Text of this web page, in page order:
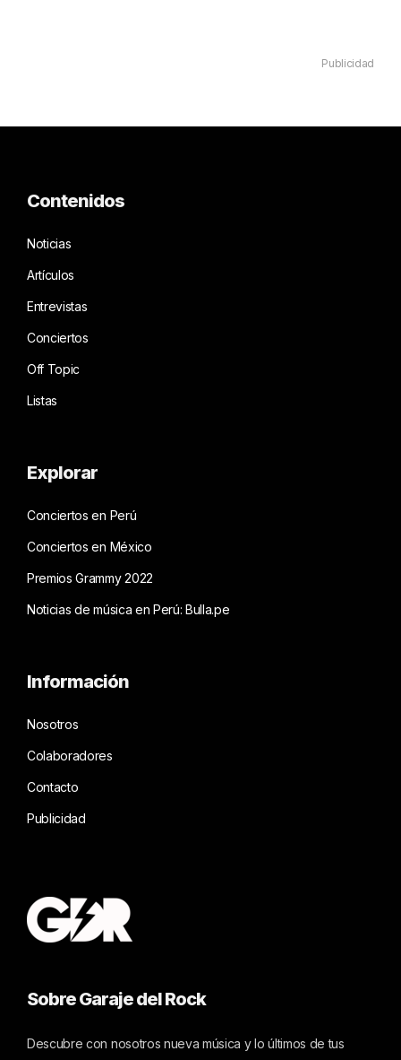
Publicidad
Contenidos
Noticias
Artículos
Entrevistas
Conciertos
Off Topic
Listas
Explorar
Conciertos en Perú
Conciertos en México
Premios Grammy 2022
Noticias de música en Perú: Bulla.pe
Información
Nosotros
Colaboradores
Contacto
Publicidad
Sobre Garaje del Rock
Descubre con nosotros nueva música y lo últimos de tus